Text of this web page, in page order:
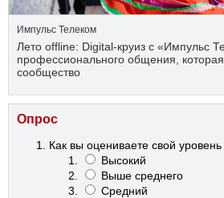
Импульс Телеком
Лето offline: Digital-круиз с «Импульс
профессионального общения,
сообщество
Опрос
Как вы оцениваете свой
Высокий
Выше среднего
Средний